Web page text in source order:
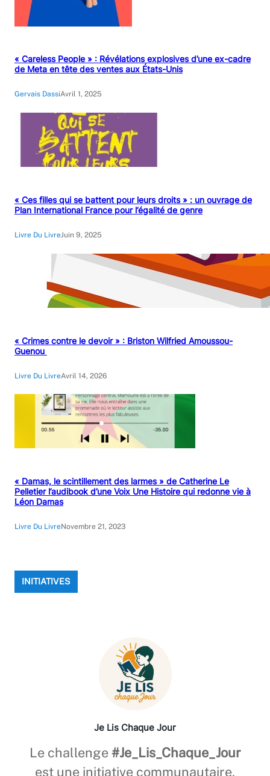
« Careless People » : Révélations explosives d’une ex-cadre
de Meta en tête des ventes aux États-Unis
Gervais DassiAvril 1, 2025
« Ces filles qui se battent pour leurs droits » : un ouvrage de
Plan International France pour l’égalité de genre
Livre Du LivreJuin 9, 2025
« Crimes contre le devoir » : Briston Wilfried Amoussou-
Guenou
Livre Du LivreAvril 14, 2026
« Damas, le scintillement des larmes » de Catherine Le
Pelletier l’audibook d’une Voix Une Histoire qui redonne vie à
Léon Damas
Livre Du LivreNovembre 21, 2023
INITIATIVES
Je Lis Chaque Jour
Le challenge#Je_Lis_Chaque_Jour
est une initiative communautaire,